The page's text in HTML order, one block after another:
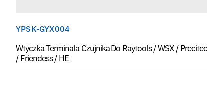
YPSK-GYX004
Wtyczka Terminala Czujnika Do Raytools / WSX / Precitec
/ Friendess / HE